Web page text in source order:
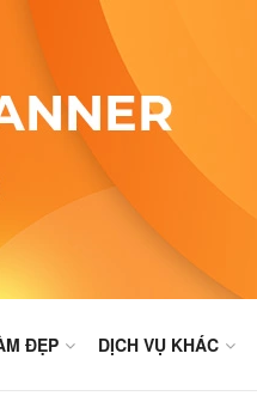
ĐẸP DỊCH VỤ KHÁC